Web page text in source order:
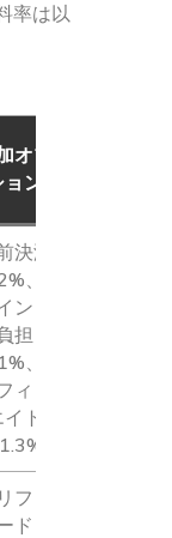
率は以
オプ
ン
決済
、
ント
担
、
ィリ
ト
ファ
ド